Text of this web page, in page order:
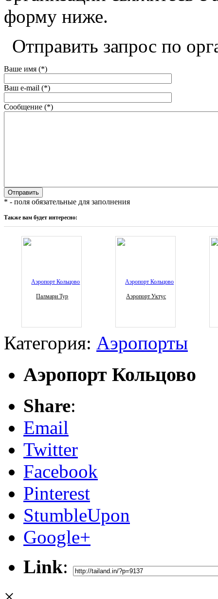
форму ниже.
Отправить запрос по
Ваше имя (*)
Ваш e-mail (*)
Сообщение (*)
* - поля обязательные для заполнения
Также вам будет интересно:
Палмари Тур Аэропорт Уктус
Категория: Аэропорты
Аэропорт Кольцово
Share:
Email
Twitter
Facebook
Pinterest
StumbleUpon
Google+
Link: